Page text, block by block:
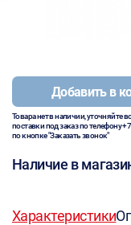
Добавить в
Товара нет в наличии, уточняйте
поставки под заказ по телефону
по кнопке "Заказать звонок"
Наличие в
Характеристики